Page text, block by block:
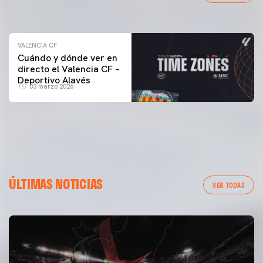
VALENCIA CF
Cuándo y dónde ver en
directo el Valencia CF –
Deportivo Alavés
03 marzo 2026
ÚLTIMAS NOTICIAS VER TODAS